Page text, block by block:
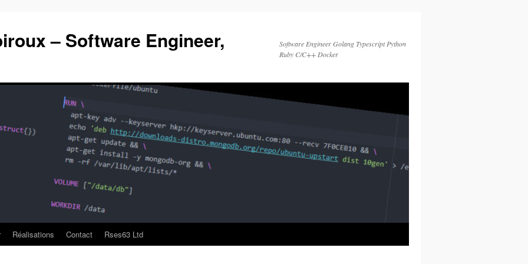
– Software Engineer,
Software Engineer Golang Typescript Python
Ruby C/C++ Docker
Réalisations Contact Rses63 Ltd